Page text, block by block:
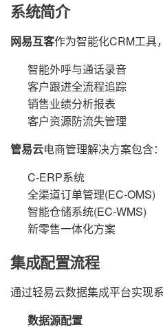
系统简介
网易互客作为智能化CRM工具
智能外呼与通话录音
客户跟进全流程追踪
销售业绩分析报表
客户资源防流失管理
管易云电商管理解决方案包含：
C-ERP系统
全渠道订单管理(EC-OMS)
智能仓储系统(EC-WMS)
新零售一体化方案
集成配置流程
通过轻易云数据集成平台实现系
数据源配置